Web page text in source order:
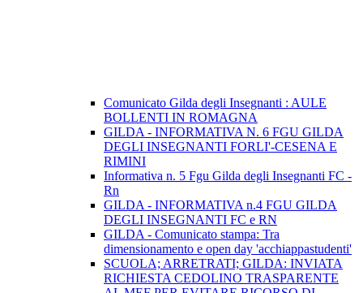
Comunicato Gilda degli Insegnanti : AULE
BOLLENTI IN ROMAGNA
GILDA - INFORMATIVA N. 6 FGU GILDA
DEGLI INSEGNANTI FORLI'-CESENA E
RIMINI
Informativa n. 5 Fgu Gilda degli Insegnanti FC -
Rn
GILDA - INFORMATIVA n.4 FGU GILDA
DEGLI INSEGNANTI FC e RN
GILDA - Comunicato stampa: Tra
dimensionamento e open day 'acchiappastudenti'
SCUOLA; ARRETRATI; GILDA: INVIATA
RICHIESTA CEDOLINO TRASPARENTE